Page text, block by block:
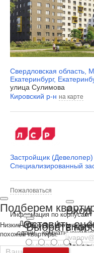
Выбрать
Вход
Email
Пароль
Свердловская область
Екатеринбург,
улица Сулимова
Кировский р-н на карте
Застройщик (Девелопер)
Специализированный
Пожаловаться
Информация по корпусам
Дата
сдачи
1-
комнатные
2-
27.09.2024
Подберем
Низкие ставки по ипотеке с
похожей квартиры.
Оставить